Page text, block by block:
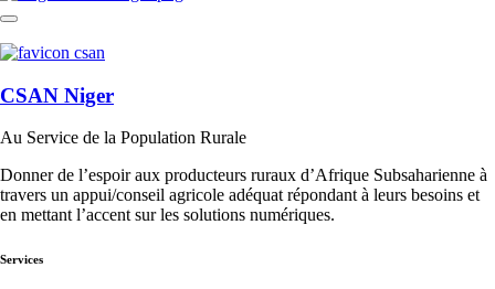
CSAN Niger
Au Service de la Population Rurale
Donner de l’espoir aux producteurs ruraux d’Afrique Subsaharienne à
travers un appui/conseil agricole adéquat répondant à leurs besoins et
en mettant l’accent sur les solutions numériques.
Services